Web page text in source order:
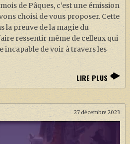
de Pâques, c’est une émission
choisi de vous proposer. Cette
la preuve de la magie du
ressentir même de celleux qui
de voir à travers les
LIRE PLUS
27 décembre 2023